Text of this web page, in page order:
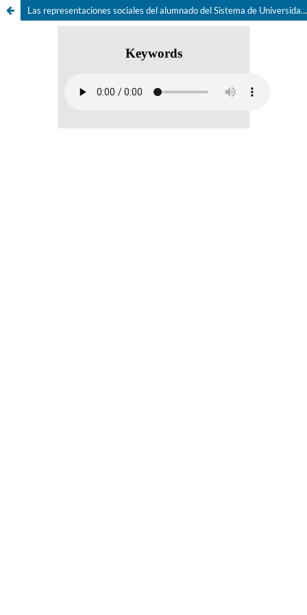
Las representaciones sociales del alumnado del Sistema de Universidad Abierta en la ENTS-UNAM sobre la perspectiva de género, derechos humanos y desarrollo sustentable